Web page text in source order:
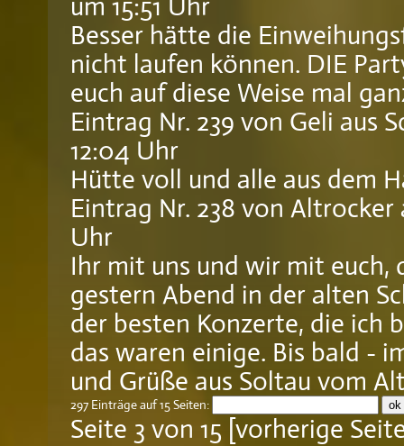
Besser hätte die
nicht laufen können. DIE
euch auf diese Weise mal
Eintrag Nr. 239 von Geli aus
12:04 Uhr
Hütte voll und alle aus dem
Eintrag Nr. 238 von Altrocker
Uhr
Ihr mit uns und wir mit euch,
gestern Abend in der alten
der besten Konzerte, die ich
das waren einige. Bis bald -
und Grüße aus Soltau vom
297 Einträge auf 15 Seiten:
Seite 3 von 15 [vorherige